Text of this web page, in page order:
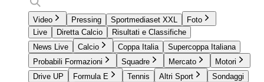
Video Pressing Sportmediaset XXL
Foto
Live
Diretta Calcio
Risultati e Classifiche
News Live
Calcio Coppa Italia
Supercoppa Italiana
Probabili Formazioni
Squadre Mercato
Motori
Drive UP
Formula E Tennis Altri Sport
Sondaggi